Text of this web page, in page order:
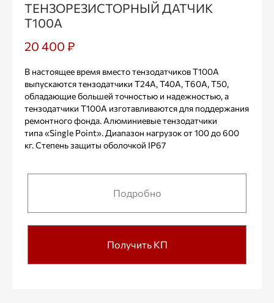
ТЕНЗОРЕЗИСТОРНЫЙ ДАТЧИК
Т100А
20 400 ₽
В настоящее время вместо тензодатчиков Т100А
выпускаются тензодатчики Т24А, Т40А, Т60А, Т50,
обладающие большей точностью и надежностью, а
тензодатчики Т100А изготавливаются для поддержания
ремонтного фонда. Алюминиевые тензодатчики
типа «Single Point». Диапазон нагрузок от 100 до 600
кг. Степень защиты оболочкой IP67
Подробно
Получить КП